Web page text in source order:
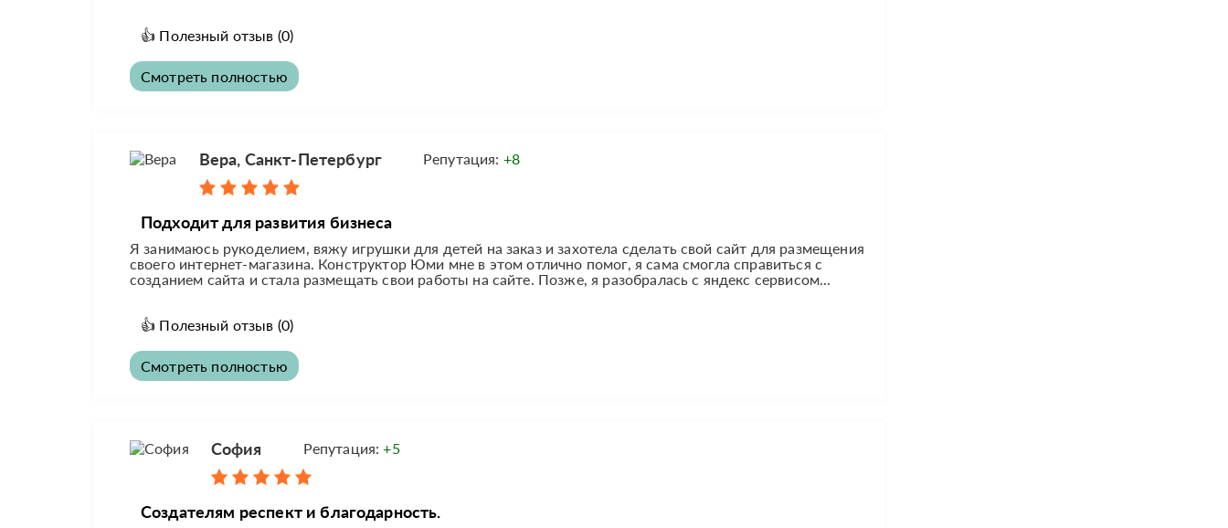
👍 Полезный отзыв (0)
Смотреть полностью
Вера, Санкт-Петербург Репутация: +8
Подходит для развития бизнеса
Я занимаюсь рукоделием, вяжу игрушки для детей на заказ и захотела сделать свой сайт для размещения
своего интернет-магазина. Конструктор Юми мне в этом отлично помог, я сама смогла справиться с
созданием сайта и стала размещать свои работы на сайте. Позже, я разобралась с яндекс сервисом...
👍 Полезный отзыв (0)
Смотреть полностью
София Репутация:+5
Создателям респект и благодарность.